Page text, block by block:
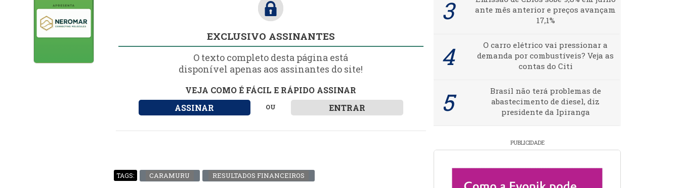
EXCLUSIVO ASSINANTES
O texto completo desta página está
disponível apenas aos assinantes do site!
VEJA COMO É FÁCIL E RÁPIDO ASSINAR
ASSINAR
OU ENTRAR
TAGS: CARAMURU RESULTADOS FINANCEIROS
ante mês anterior e preços avançam
17,1%
O carro elétrico vai pressionar a
demanda por combustíveis? Veja as
contas do Citi
Brasil não terá problemas de
abastecimento de diesel, diz
presidente da Ipiranga
PUBLICIDADE